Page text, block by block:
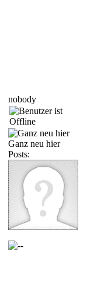
nobody
Ganz neu hier
Posts: